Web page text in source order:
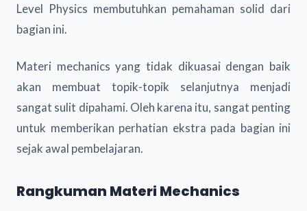
Level Physics membutuhkan pemahaman solid dari
bagian ini.
Materi mechanics yang tidak dikuasai dengan baik
akan membuat topik-topik selanjutnya menjadi
sangat sulit dipahami. Oleh karena itu, sangat penting
untuk memberikan perhatian ekstra pada bagian ini
sejak awal pembelajaran.
Rangkuman Materi Mechanics